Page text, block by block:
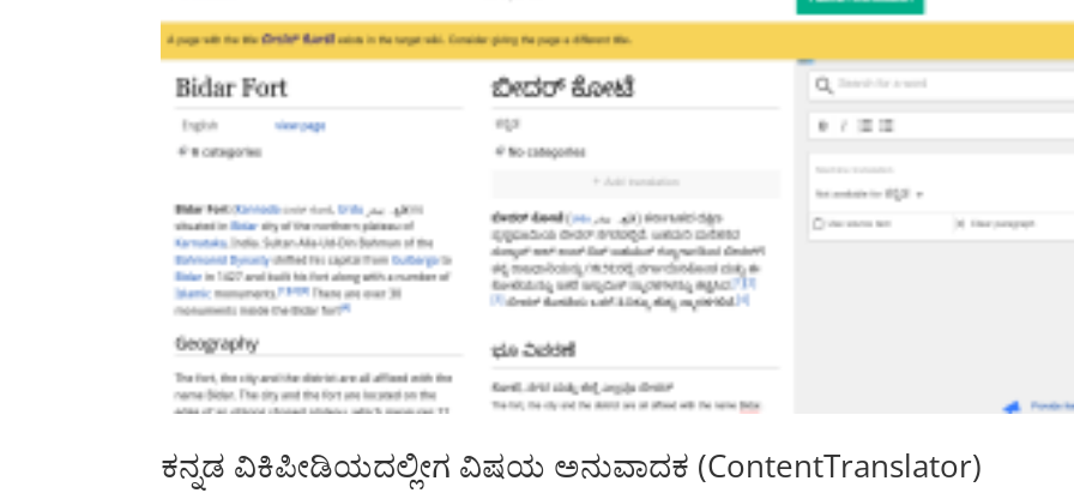
ಕನ್ನಡ ವಿಕಿಪೀಡಿಯದಲ್ಲೀಗ ವಿಷಯ ಅನುವಾದಕ (ContentTranslator)